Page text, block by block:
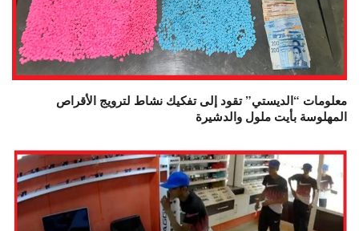
معلومات “الديستي” تقود إلى تفكيك نشاط لترويج الأقراص
المهلوسة بأيت ملول والدشيرة